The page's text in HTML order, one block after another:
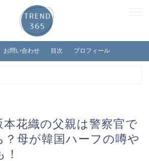
お問い合わせ 目次 プロフィール
本花織の父親は警察官で
？母が韓国ハーフの噂や